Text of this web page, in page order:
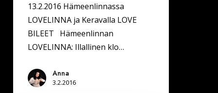
13.2.2016 Hämeenlinnassa
LOVELINNA ja Keravalla LOVE
BILEET Hämeenlinnan
LOVELINNA: Illallinen klo…
Anna
3.2.2016